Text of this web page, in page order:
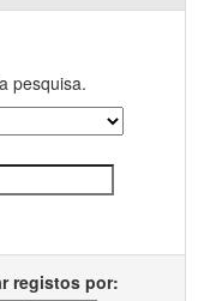
pesquisa.
registos por: